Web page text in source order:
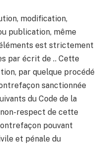
modification,
publication, même
est strictement
par écrit de .. Cette
par quelque procédé
sanctionnée
du Code de la
respect de cette
pouvant
et pénale du